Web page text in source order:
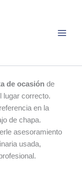
de ocasión de
lugar correcto.
en la
de chapa.
asesoramiento
usada,